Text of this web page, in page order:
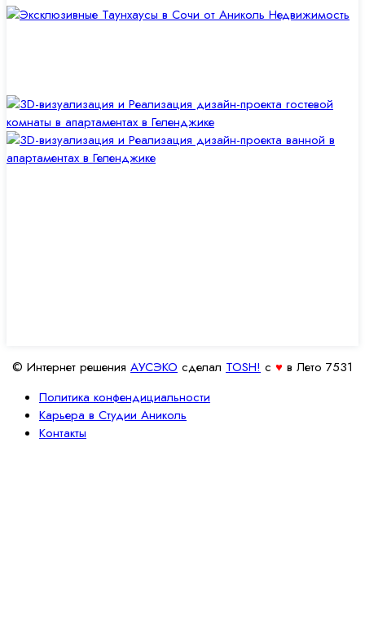
© Интернет решения АУСЭКО cделал TOSH! c ♥ в Лето 7531
Политика конфендициальности
Карьера в Студии Аниколь
Контакты